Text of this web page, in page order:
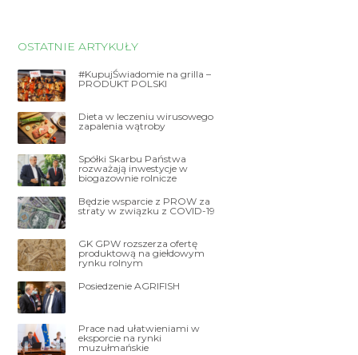
OSTATNIE ARTYKUŁY
#KupujŚwiadomie na grilla –
PRODUKT POLSKI
Dieta w leczeniu wirusowego
zapalenia wątroby
Spółki Skarbu Państwa
rozważają inwestycje w
biogazownie rolnicze
Będzie wsparcie z PROW za
straty w związku z COVID-19
GK GPW rozszerza ofertę
produktową na giełdowym
rynku rolnym
Posiedzenie AGRIFISH
Prace nad ułatwieniami w
eksporcie na rynki
muzułmańskie